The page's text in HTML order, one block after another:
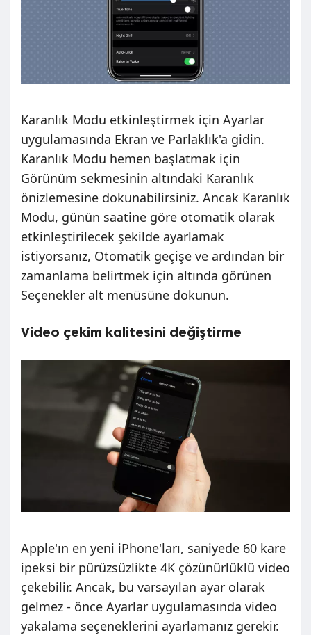
Karanlık Modu etkinleştirmek için Ayarlar
uygulamasında Ekran ve Parlaklık'a gidin.
Karanlık Modu hemen başlatmak için
Görünüm sekmesinin altındaki Karanlık
önizlemesine dokunabilirsiniz. Ancak Karanlık
Modu, günün saatine göre otomatik olarak
etkinleştirilecek şekilde ayarlamak
istiyorsanız, Otomatik geçişe ve ardından bir
zamanlama belirtmek için altında görünen
Seçenekler alt menüsüne dokunun.
Video çekim kalitesini değiştirme
Apple'ın en yeni iPhone'ları, saniyede 60 kare
ipeksi bir pürüzsüzlikte 4K çözünürlüklü video
çekebilir. Ancak, bu varsayılan ayar olarak
gelmez - önce Ayarlar uygulamasında video
yakalama seçeneklerini ayarlamanız gerekir.